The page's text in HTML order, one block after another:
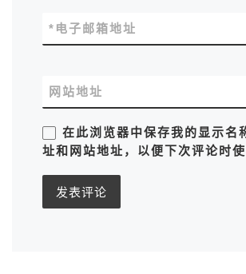
电子邮箱地址
*
网站地址
在此浏览器中保存我的显示名
址和网站地址，以便下次评论时使